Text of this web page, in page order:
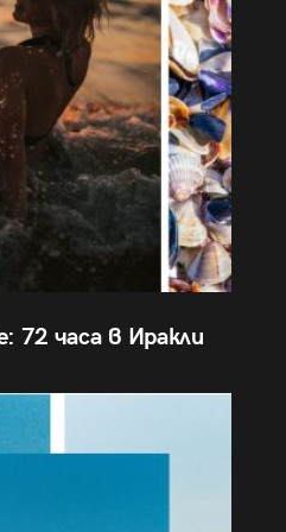
72 часа в Иракли